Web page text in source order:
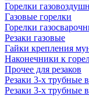
Горелки
Газовые горелки
Горелки
Резаки газовые
Гайки крепления
Наконечники к
Прочее для резаков
Резаки 3-х трубные
Резаки 3-х трубные